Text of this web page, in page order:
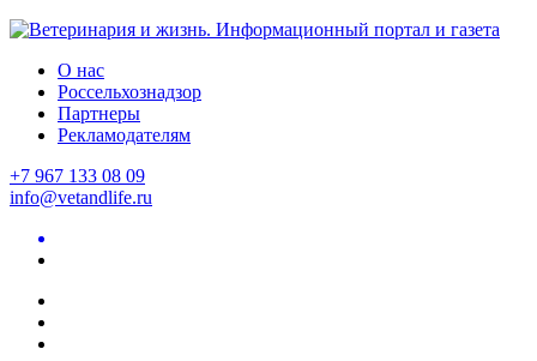
О нас
Россельхознадзор
Партнеры
Рекламодателям
+7 967 133 08 09
info@vetandlife.ru